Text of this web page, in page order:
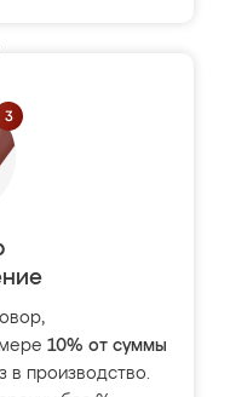
10% от суммы
в производство.